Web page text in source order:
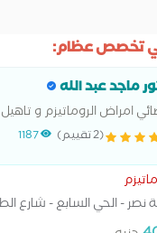
تخصص عظام:
ماجد عبد الله
امراض الروماتيزم و تاهيل
(2 تقييم) 1187
نصر - الحي السابع - شارع